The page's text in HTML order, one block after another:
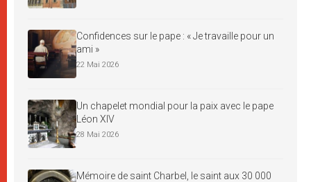
Confidences sur le pape : « Je travaille pour un
ami »
22 Mai 2026
Un chapelet mondial pour la paix avec le pape
Léon XIV
28 Mai 2026
Mémoire de saint Charbel, le saint aux 30 000